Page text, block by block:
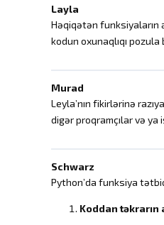
Layla
Həqiqətən funksiyaların
kodun oxunaqlıqı
Murad
Leyla’nın fikirlərinə
digər proqramçılar və ya
Schwarz
Python’da funksiya
Koddan təkrarın